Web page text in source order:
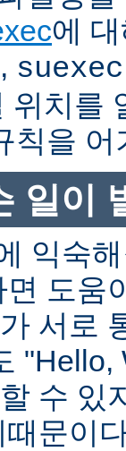
에
위치를
칙을
일이
익숙
도움
서로
수 있
때문이